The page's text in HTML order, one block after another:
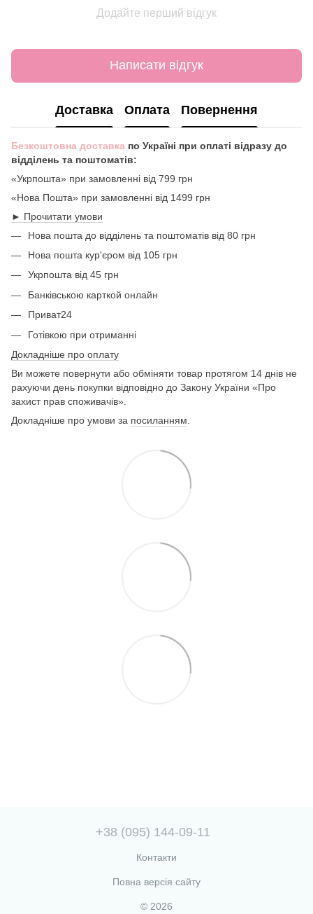
Додайте перший відгук
Написати відгук
Доставка Оплата Повернення
Безкоштовна доставка по Україні при оплаті відразу до
відділень та поштоматів:
«Укрпошта» при замовленні від 799 грн
«Нова Пошта» при замовленні від 1499 грн
► Прочитати умови
Нова пошта до відділень та поштоматів від 80 грн
Нова пошта кур'єром від 105 грн
Укрпошта від 45 грн
Банківською карткой онлайн
Приват24
Готівкою при отриманні
Докладніше про оплату
Ви можете повернути або обміняти товар протягом 14 днів не
рахуючи день покупки відповідно до Закону України «Про
захист прав споживачів».
Докладніше про умови за посиланням
+38 (095) 144-09-11
Контакти
Повна версія сайту
© 2026